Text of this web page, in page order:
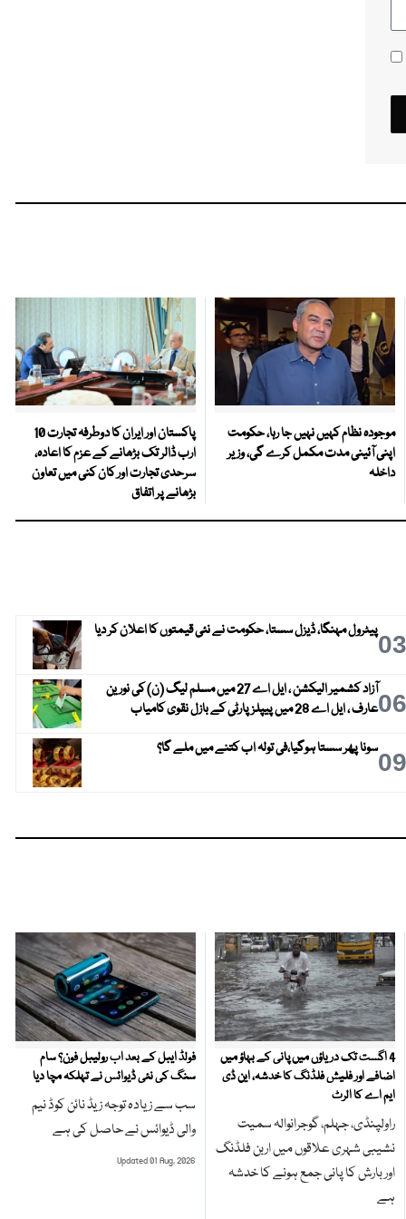
موجودہ نظام کہیں نہیں جا رہا، حکومت
اپنی آئینی مدت مکمل کرے گی، وزیر
داخلہ
پاکستان اور ایران کا دوطرفہ تجارت 10
ارب ڈالر تک بڑھانے کے عزم کا اعادہ،
سرحدی تجارت اور کان کنی میں تعاون
بڑھانے پر اتفاق
03پیٹرول مہنگا، ڈیزل سستا، حکومت نے نئی قیمتوں کا اعلان کر دیا
06
آزاد کشمیر الیکشن ، ایل اے 27 میں مسلم لیگ (ن) کی نورین
عارف ، ایل اے 28 میں پیپلز پارٹی کے بازل نقوی کامیاب
09سونا پھر سستا ہوگیا،فی تولہ اب کتنے میں ملے گا؟
4 اگست تک دریاؤں میں پانی کے بہاؤ میں
اضافے اور فلیش فلڈنگ کا خدشہ، این ڈی
ایم اے کا الرٹ
راولپنڈی، جہلم، گوجرانوالہ سمیت
نشیبی شہری علاقوں میں اربن فلڈنگ
اور بارش کا پانی جمع ہونے کا خدشہ
ہے
فولڈ ایبل کے بعد اب رولیبل فون؟ سام
سنگ کی نئی ڈیوائس نے تہلکہ مچا دیا
سب سے زیادہ توجہ زیڈ نائن کوڈ نیم
والی ڈیوائس نے حاصل کی ہے
Updated 01 Aug, 2026